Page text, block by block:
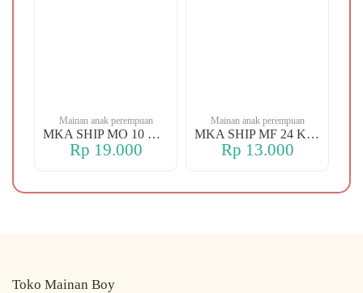
Mainan anak perempuan
MKA SHIP MO 10 CHERRY
Rp 19.000
Mainan anak perempuan
MKA SHIP MF 24 KERANJANG
Rp 13.000
Toko Mainan Boy